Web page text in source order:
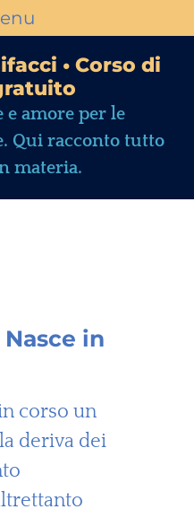
• Corso di
e amore per le
Qui racconto tutto
materia.
in
corso un
deriva dei